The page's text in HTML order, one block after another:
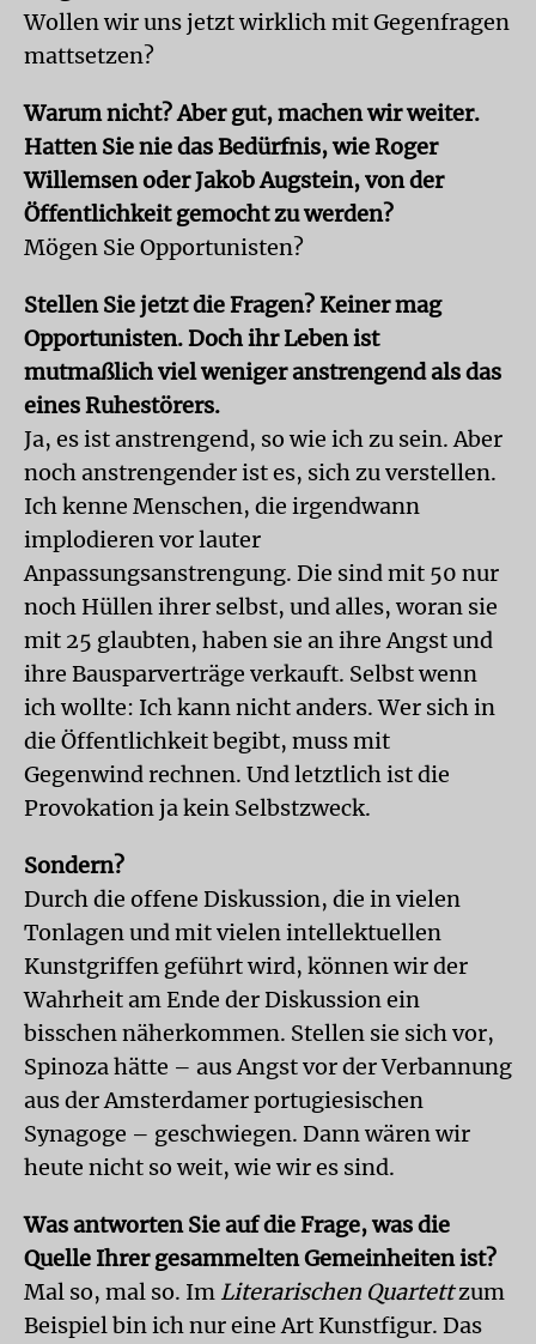
Wollen wir uns jetzt wirklich mit Gegenfragen
mattsetzen?
Warum nicht? Aber gut, machen wir weiter.
Hatten Sie nie das Bedürfnis, wie Roger
Willemsen oder Jakob Augstein, von der
Öffentlichkeit gemocht zu werden?
Mögen Sie Opportunisten?
Stellen Sie jetzt die Fragen? Keiner mag
Opportunisten. Doch ihr Leben ist
mutmaßlich viel weniger anstrengend als das
eines Ruhestörers.
Ja, es ist anstrengend, so wie ich zu sein. Aber
noch anstrengender ist es, sich zu verstellen.
Ich kenne Menschen, die irgendwann
implodieren vor lauter
Anpassungsanstrengung. Die sind mit 50 nur
noch Hüllen ihrer selbst, und alles, woran sie
mit 25 glaubten, haben sie an ihre Angst und
ihre Bausparverträge verkauft. Selbst wenn
ich wollte: Ich kann nicht anders. Wer sich in
die Öffentlichkeit begibt, muss mit
Gegenwind rechnen. Und letztlich ist die
Provokation ja kein Selbstzweck.
Sondern?
Durch die offene Diskussion, die in vielen
Tonlagen und mit vielen intellektuellen
Kunstgriffen geführt wird, können wir der
Wahrheit am Ende der Diskussion ein
bisschen näherkommen. Stellen sie sich vor,
Spinoza hätte – aus Angst vor der Verbannung
aus der Amsterdamer portugiesischen
Synagoge – geschwiegen. Dann wären wir
heute nicht so weit, wie wir es sind.
Was antworten Sie auf die Frage, was die
Quelle Ihrer gesammelten Gemeinheiten ist?
Mal so, mal so. Im Literarischen Quartettzum
Beispiel bin ich nur eine Art Kunstfigur. Das